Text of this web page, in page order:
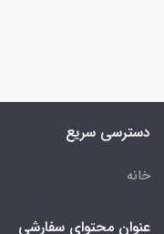
دسترسی سریع
خانه
عنوان محتوای سفارشی